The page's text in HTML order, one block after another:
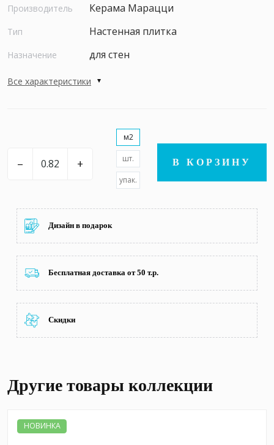
Производитель Керама Марацци
Тип Настенная плитка
Назначение для стен
Все характеристики
– +
м2
шт.
упак.
В КОРЗИНУ
Дизайн в подарок
Бесплатная доставка от 50 т.р.
Скидки
Другие товары коллекции
НОВИНКА